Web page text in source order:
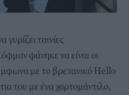
ταινίες
φάνηκε να είναι οι
με το βρετανικό Hello
του με ένα χαρτομάντιλο,